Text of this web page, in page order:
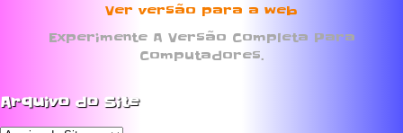
Ver versão para a web
Experimente A Versão Completa Para
Computadores.
Arquivo do Site